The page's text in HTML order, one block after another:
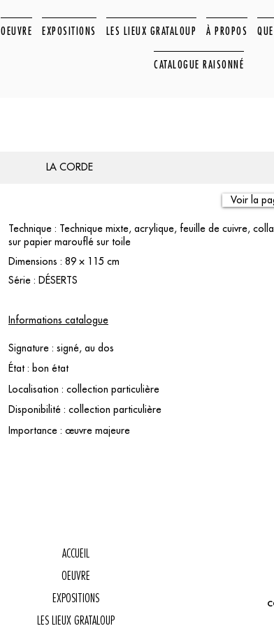
OEUVRE EXPOSITIONS LES LIEUX GRATALOUP À PROPOS
CATALOGUE RAISONNÉ
LA CORDE
Voir la
Technique : Technique mixte, acrylique, feuille de cuivre,
sur papier marouflé sur toile
Dimensions : 89 × 115 cm
Série : DÉSERTS
Informations catalogue
Signature : signé, au dos
État : bon état
Localisation : collection particulière
Disponibilité : collection particulière
Importance : œuvre majeure
ACCUEIL
OEUVRE
EXPOSITIONS
LES LIEUX GRATALOUP